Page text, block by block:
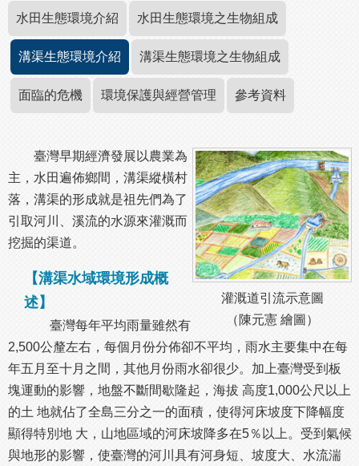
水田生態環境介紹 水田生態環境之生物組成
溝渠生態環境介紹 溝渠生態環境之生物組成
面臨的危機 環境保護與經營管理 參考資料
灌溉道引流示意圖
（陳元憲 繪圖）
臺灣早期經濟發展以農業為
主，水田遍佈鄉間，溝渠縱橫村
落，溝渠的形成就是祖先們為了
引取河川、溪流的水源來灌溉而
挖掘的渠道。
【溝渠水域環境形成概
述】
臺灣每年平均雨量雖然有
2,500公釐左右，每個月份分佈卻不平均，雨水主要集中在每
年五月至十月之間，其他月份雨水卻很少。加上臺灣受到板
塊運動的影響，地盤不斷間歇隆起，海拔 高度1,000公尺以上
的土 地就佔了全島三分之一的面積，使得河床坡度下降幅度
顯得特別地 大，山地區域的河床坡降多在5％以上。受到氣候
與地形的影響，使臺灣的河川具有河身短、坡度大、水流湍